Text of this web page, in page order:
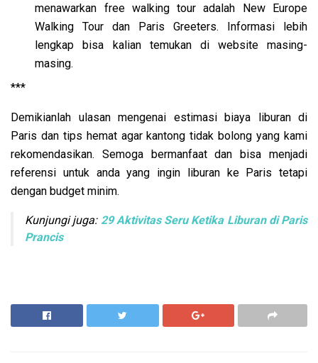
menawarkan free walking tour adalah New Europe
Walking Tour dan Paris Greeters. Informasi lebih
lengkap bisa kalian temukan di website masing-
masing.
***
Demikianlah ulasan mengenai estimasi biaya liburan di
Paris dan tips hemat agar kantong tidak bolong yang kami
rekomendasikan. Semoga bermanfaat dan bisa menjadi
referensi untuk anda yang ingin liburan ke Paris tetapi
dengan budget minim.
Kunjungi juga: 29 Aktivitas Seru Ketika Liburan di Paris
Prancis